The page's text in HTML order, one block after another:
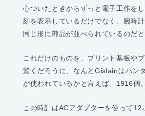
心ついたときからずっと電子工作を
刻を表示しているだけでなく、腕時
同じ形に部品が並べられているのだと
これだけのものを、プリント基板や
驚くだろうに、なんとGislainはハン
が使われているかと言えば、1916個
この時計はACアダプターを使って